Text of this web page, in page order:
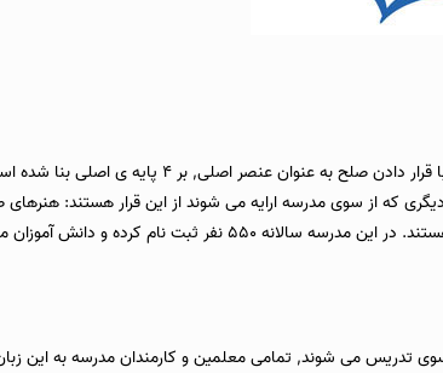
به عنوان عضوی از یونسکو, صلح هسته اصلی مجموعه های دانش آموزی و تحصیلی این
که از سوی مدرسه ارایه می شوند از این قرار هستند: هنرهای
و دانش آموزان می توانند از
می شوند, تمامی معلمین و کارمندان مدرسه به این